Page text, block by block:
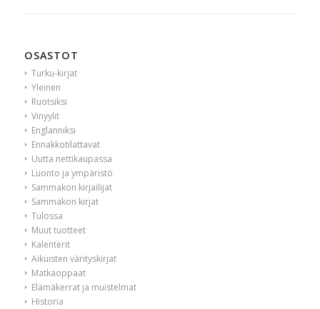
OSASTOT
Turku-kirjat
Yleinen
Ruotsiksi
Vinyylit
Englanniksi
Ennakkotilattavat
Uutta nettikaupassa
Luonto ja ympäristö
Sammakon kirjailijat
Sammakon kirjat
Tulossa
Muut tuotteet
Kalenterit
Aikuisten värityskirjat
Matkaoppaat
Elämäkerrat ja muistelmat
Historia